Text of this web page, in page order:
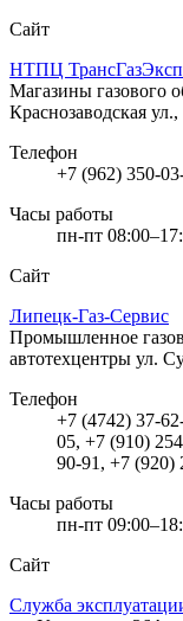
Сайт
НТПЦ
Магазины газового
Краснозаводская
Телефон
+7 (962) 350-
Часы работы
пн-пт
Сайт
Липецк-Газ-Сервис
Промышленное
автотехцентры ул.
Телефон
+7 (4742) 37-
05, +7 (910)
90-91, +7 (920)
Часы работы
пн-пт
Сайт
Служба